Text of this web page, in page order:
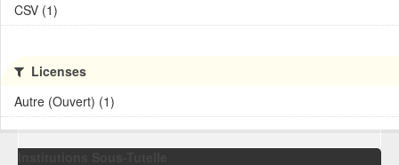
CSV (1)
Licenses
Autre (Ouvert) (1)